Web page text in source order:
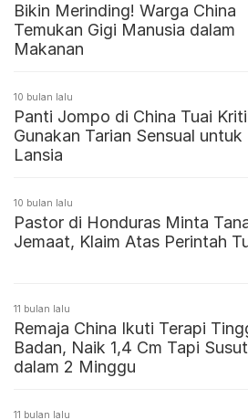
Bikin Merinding! Warga China
Temukan Gigi Manusia dalam
Makanan
10 bulan lalu
Panti Jompo di China Tuai
Gunakan Tarian Sensual untuk
Lansia
10 bulan lalu
Pastor di Honduras Minta
Jemaat, Klaim Atas Perintah
11 bulan lalu
Remaja China Ikuti Terapi
Badan, Naik 1,4 Cm Tapi
dalam 2 Minggu
11 bulan lalu